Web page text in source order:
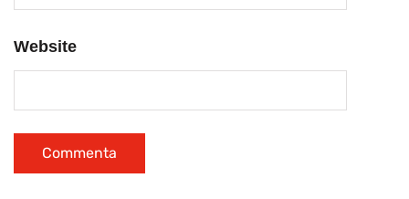
Website